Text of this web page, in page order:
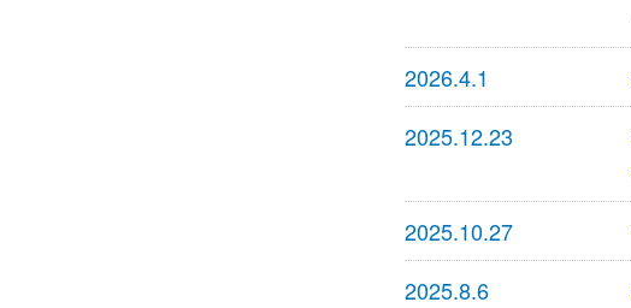
2026.4.1
2025.12.23
2025.10.27
2025.8.6